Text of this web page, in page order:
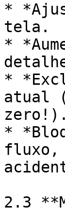
*
tela.
*
*
atual
zero!).
*
fluxo,
2.3